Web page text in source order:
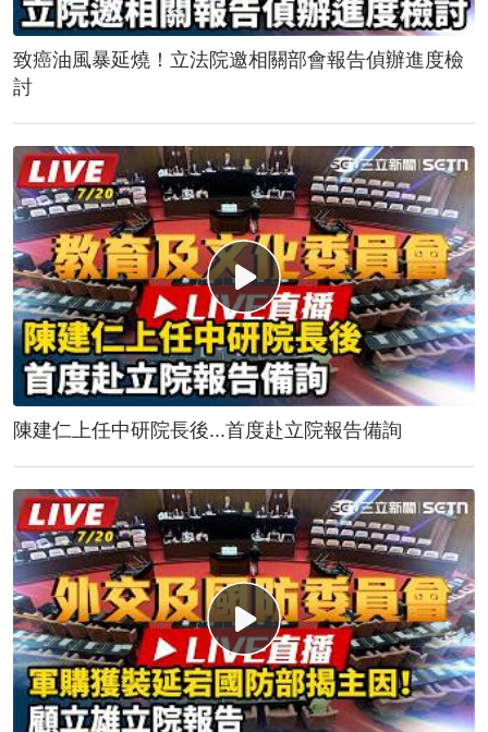
致癌油風暴延燒！立法院邀相關部會報告偵辦進度檢
討
陳建仁上任中研院長後...首度赴立院報告備詢